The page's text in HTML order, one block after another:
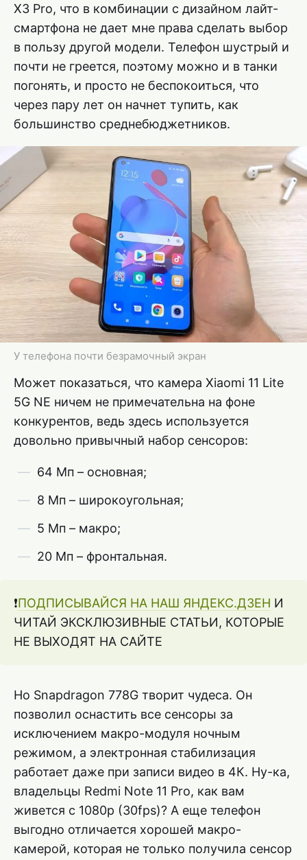
X3 Pro, что в комбинации с дизайном лайт-
смартфона не дает мне права сделать выбор
в пользу другой модели. Телефон шустрый и
почти не греется, поэтому можно и в танки
погонять, и просто не беспокоиться, что
через пару лет он начнет тупить, как
большинство среднебюджетников.
У телефона почти безрамочный экран
Может показаться, что камера Xiaomi 11 Lite
5G NE ничем не примечательна на фоне
конкурентов, ведь здесь используется
довольно привычный набор сенсоров:
64 Мп – основная;
8 Мп – широкоугольная;
5 Мп – макро;
20 Мп – фронтальная.
❗️ПОДПИСЫВАЙСЯ НА НАШ ЯНДЕКС.ДЗЕН И
ЧИТАЙ ЭКСКЛЮЗИВНЫЕ СТАТЬИ, КОТОРЫЕ
НЕ ВЫХОДЯТ НА САЙТЕ
Но Snapdragon 778G творит чудеса. Он
позволил оснастить все сенсоры за
исключением макро-модуля ночным
режимом, а электронная стабилизация
работает даже при записи видео в 4К. Ну-ка,
владельцы Redmi Note 11 Pro, как вам
живется с 1080p (30fps)? А еще телефон
выгодно отличается хорошей макро-
камерой, которая не только получила сенсор